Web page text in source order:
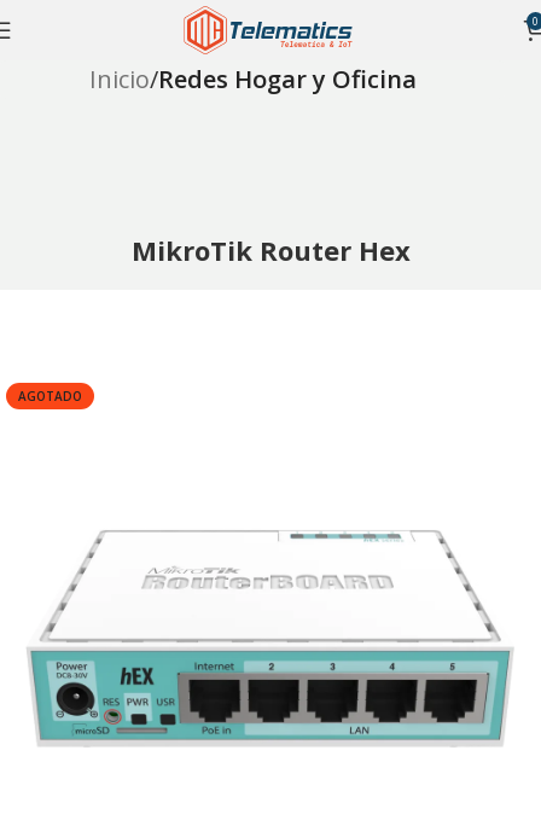
0
Inicio Redes Hogar y Oficina
MikroTik Router Hex
AGOTADO